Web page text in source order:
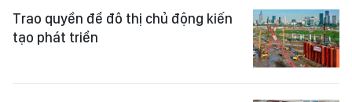
Trao quyền để đô thị chủ động kiến
tạo phát triển